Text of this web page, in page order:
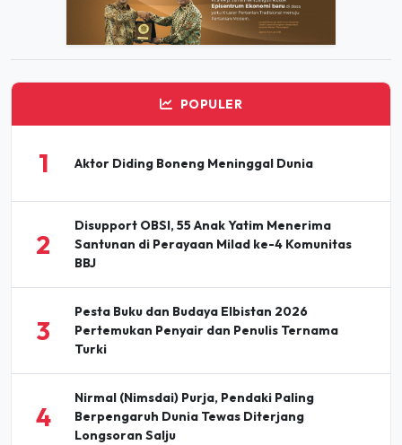
POPULER
1 Aktor Diding Boneng Meninggal Dunia
2
Disupport OBSI, 55 Anak Yatim Menerima
Santunan di Perayaan Milad ke-4 Komunitas
BBJ
3
Pesta Buku dan Budaya Elbistan 2026
Pertemukan Penyair dan Penulis Ternama
Turki
4
Nirmal (Nimsdai) Purja, Pendaki Paling
Berpengaruh Dunia Tewas Diterjang
Longsoran Salju